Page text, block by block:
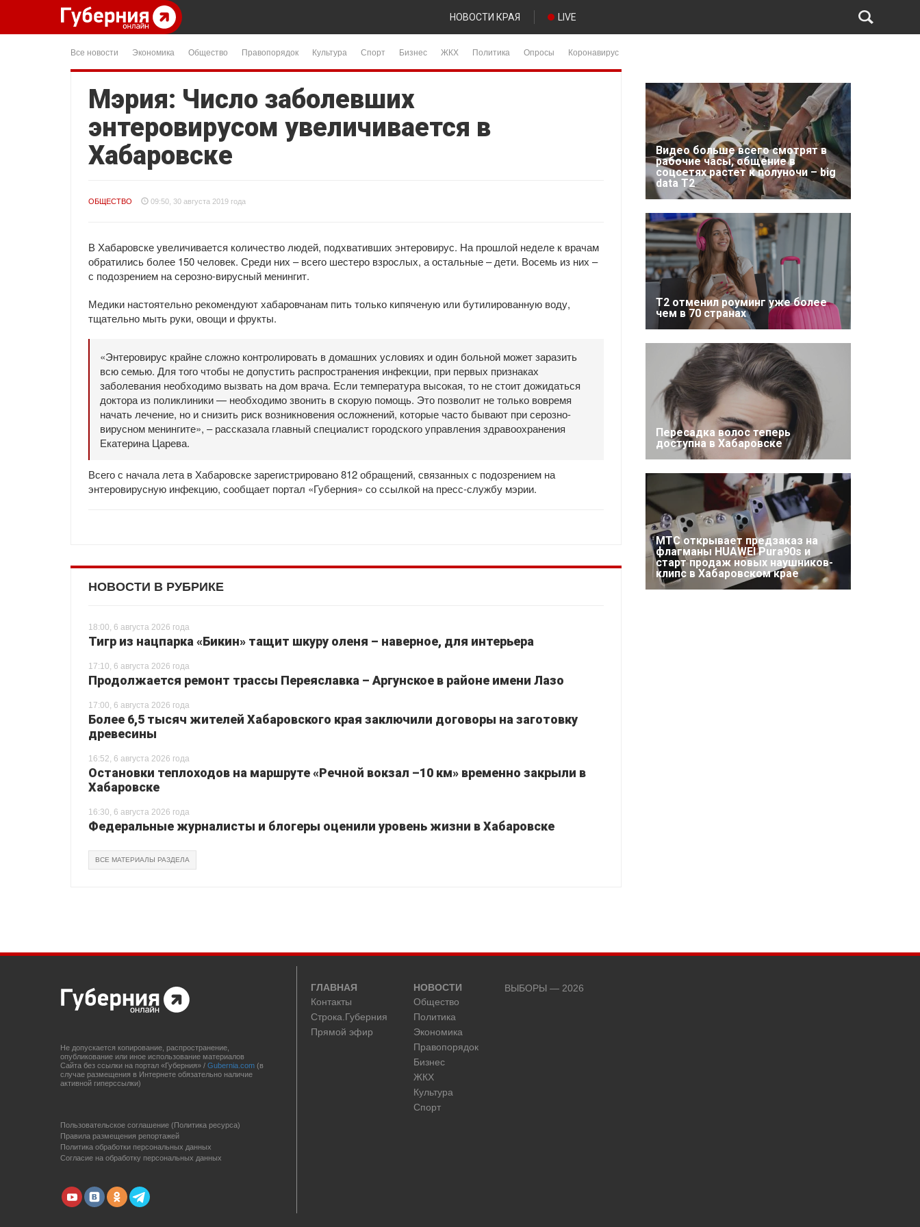
НОВОСТИ КРАЯ LIVE
Все новости Экономика Общество Правопорядок Культура Спорт Бизнес ЖКХ Политика Опросы Коронавирус
Мэрия: Число заболевших
энтеровирусом увеличивается в
Хабаровске
ОБЩЕСТВО 09:50, 30 августа 2019 года
В Хабаровске увеличивается количество людей, подхвативших энтеровирус. На прошлой неделе к врачам
обратились более 150 человек. Среди них – всего шестеро взрослых, а остальные – дети. Восемь из них –
с подозрением на серозно-вирусный менингит.
Медики настоятельно рекомендуют хабаровчанам пить только кипяченую или бутилированную воду,
тщательно мыть руки, овощи и фрукты.
«Энтеровирус крайне сложно контролировать в домашних условиях и один больной может заразить
всю семью. Для того чтобы не допустить распространения инфекции, при первых признаках
заболевания необходимо вызвать на дом врача. Если температура высокая, то не стоит дожидаться
доктора из поликлиники — необходимо звонить в скорую помощь. Это позволит не только вовремя
начать лечение, но и снизить риск возникновения осложнений, которые часто бывают при серозно-
вирусном менингите», – рассказала главный специалист городского управления здравоохранения
Екатерина Царева.
Всего с начала лета в Хабаровске зарегистрировано 812 обращений, связанных с подозрением на
энтеровирусную инфекцию, сообщает портал «Губерния» со ссылкой на пресс-службу мэрии.
НОВОСТИ В РУБРИКЕ
18:00, 6 августа 2026 года
Тигр из нацпарка «Бикин» тащит шкуру оленя – наверное, для интерьера
17:10, 6 августа 2026 года
Продолжается ремонт трассы Переяславка – Аргунское в районе имени Лазо
17:00, 6 августа 2026 года
Более 6,5 тысяч жителей Хабаровского края заключили договоры на заготовку
древесины
16:52, 6 августа 2026 года
Остановки теплоходов на маршруте «Речной вокзал –10 км» временно закрыли в
Хабаровске
16:30, 6 августа 2026 года
Федеральные журналисты и блогеры оценили уровень жизни в Хабаровске
ВСЕ МАТЕРИАЛЫ РАЗДЕЛА
Видео больше всего смотрят в
рабочие часы, общение в
соцсетях растет к полуночи – big
data T2
Т2 отменил роуминг уже более
чем в 70 странах
Пересадка волос теперь
доступна в Хабаровске
МТС открывает предзаказ на
флагманы HUAWEI Pura90s и
старт продаж новых наушников-
клипс в Хабаровском крае
Не допускается копирование, распространение,
опубликование или иное использование материалов
Сайта без ссылки на портал «Губерния» / Gubernia.com (в
случае размещения в Интернете обязательно наличие
активной гиперссылки)
Пользовательское соглашение (Политика ресурса)
Правила размещения репортажей
Политика обработки персональных данных
Согласие на обработку персональных данных
ГЛАВНАЯ
Контакты
Строка.Губерния
Прямой эфир
НОВОСТИ
Общество
Политика
Экономика
Правопорядок
Бизнес
ЖКХ
Культура
Спорт
ВЫБОРЫ — 2026